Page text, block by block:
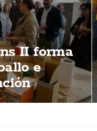
II forma
e